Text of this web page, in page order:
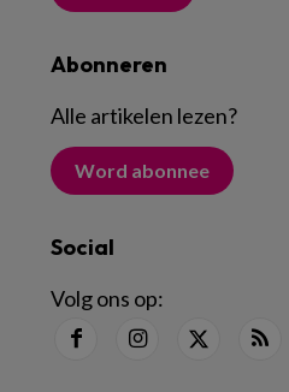
Abonneren
Alle artikelen lezen?
Word abonnee
Social
Volg ons op: